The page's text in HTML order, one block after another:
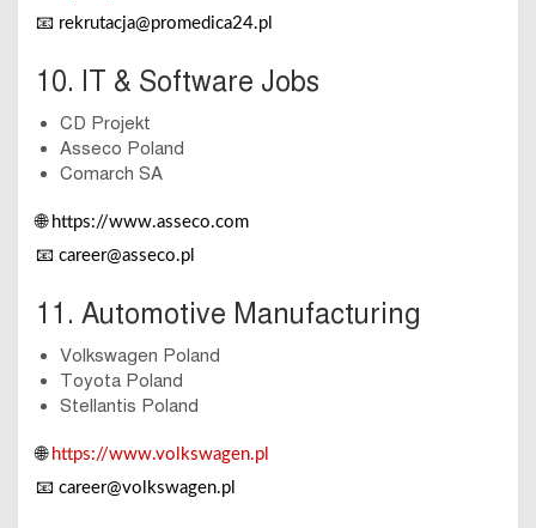
📧 rekrutacja@promedica24.pl
10. IT & Software Jobs
CD Projekt
Asseco Poland
Comarch SA
🌐 https://www.asseco.com
📧 career@asseco.pl
11. Automotive Manufacturing
Volkswagen Poland
Toyota Poland
Stellantis Poland
🌐 https://www.volkswagen.pl
📧 career@volkswagen.pl